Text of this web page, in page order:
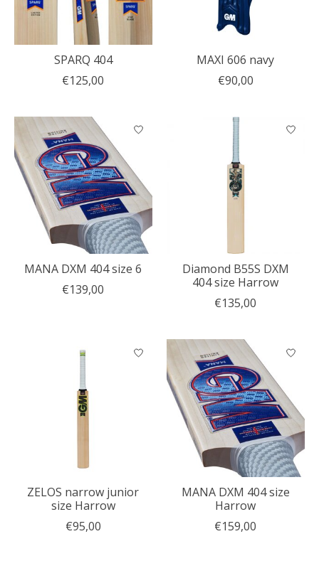
SPARQ 404
€125,00
MAXI 606 navy
€90,00
MANA DXM 404 size 6
€139,00
Diamond B55S DXM
404 size Harrow
€135,00
ZELOS narrow junior
size Harrow
€95,00
MANA DXM 404 size
Harrow
€159,00